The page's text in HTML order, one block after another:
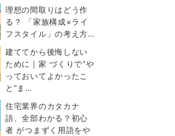
理想の間取りはどう作
る？ 「家族構成×ライ
フスタイル」の考え方…
建ててから後悔しない
ために｜家 づくりで“や
っておいてよかったこ
と”ま…
住宅業界のカタカナ
語、全部わかる？初心
者 がつまずく用語をや